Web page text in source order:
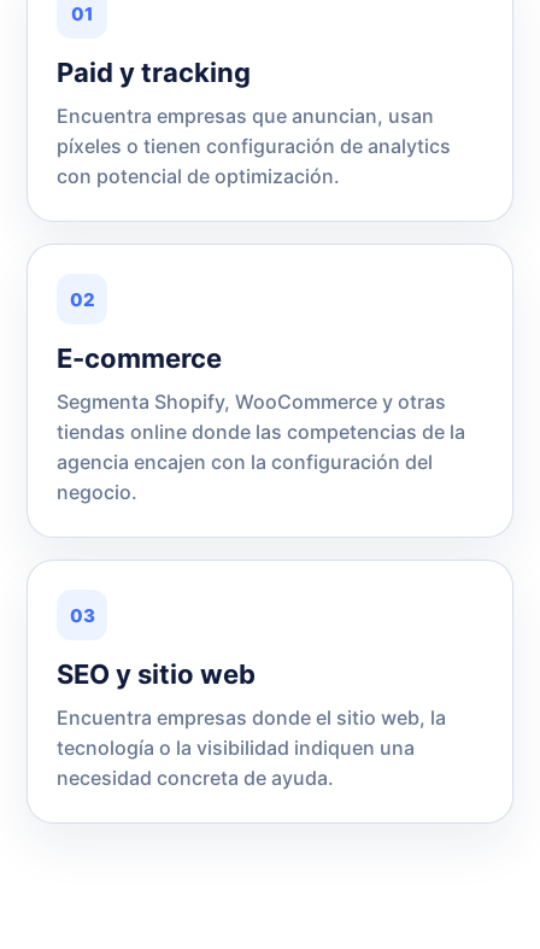
01
Paid y tracking
Encuentra empresas que anuncian, usan
píxeles o tienen configuración de analytics
con potencial de optimización.
02
E-commerce
Segmenta Shopify, WooCommerce y otras
tiendas online donde las competencias de la
agencia encajen con la configuración del
negocio.
03
SEO y sitio web
Encuentra empresas donde el sitio web, la
tecnología o la visibilidad indiquen una
necesidad concreta de ayuda.